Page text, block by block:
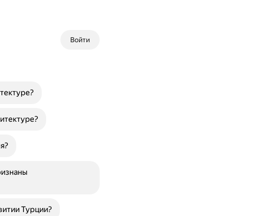
Войти
Турции?